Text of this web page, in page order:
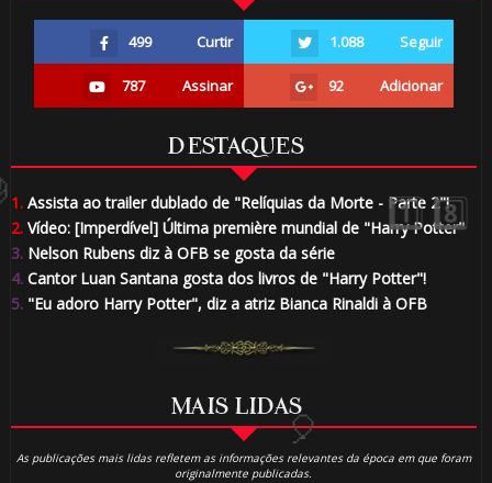
499 Curtir 1.088 Seguir
787 Assinar 92 Adicionar
DESTAQUES
1.Assista ao trailer dublado de "Relíquias da Morte - Parte 2"!
2.Vídeo: [Imperdível] Última première mundial de "Harry Potter"
3.Nelson Rubens diz à OFB se gosta da série
4.Cantor Luan Santana gosta dos livros de "Harry Potter"!
5."Eu adoro Harry Potter", diz a atriz Bianca Rinaldi à OFB
MAIS LIDAS
As publicações mais lidas refletem as informações relevantes da época em que foram
originalmente publicadas.